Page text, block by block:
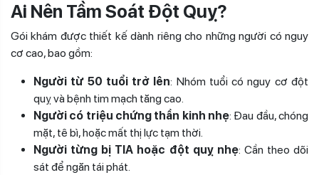
Ai Nên Tầm Soát Đột Quỵ?
Gói khám được thiết kế dành riêng cho những người có nguy
cơ cao, bao gồm:
Người từ 50 tuổi trở lên: Nhóm tuổi có nguy cơ đột
quỵ và bệnh tim mạch tăng cao.
Người có triệu chứng thần kinh nhẹ: Đau đầu, chóng
mặt, tê bì, hoặc mất thị lực tạm thời.
Người từng bị TIA hoặc đột quỵ nhẹ: Cần theo dõi
sát để ngăn tái phát.